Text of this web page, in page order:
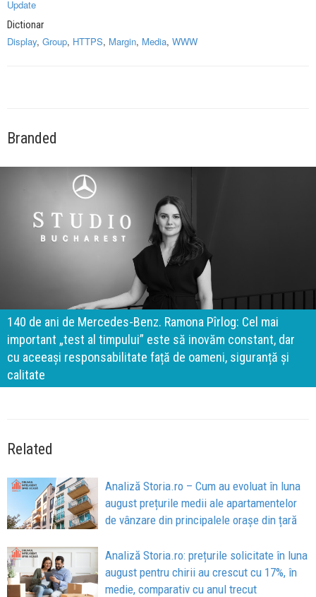
Update
Dictionar
Display, Group, HTTPS, Margin, Media, WWW
Branded
140 de ani de Mercedes-Benz. Ramona Pîrlog: Cel mai
important „test al timpului” este să inovăm constant, dar
cu aceeași responsabilitate față de oameni, siguranță și
calitate
Related
Analiză Storia.ro – Cum au evoluat în luna
august prețurile medii ale apartamentelor
de vânzare din principalele orașe din țară
Analiză Storia.ro: prețurile solicitate în luna
august pentru chirii au crescut cu 17%, în
medie, comparativ cu anul trecut